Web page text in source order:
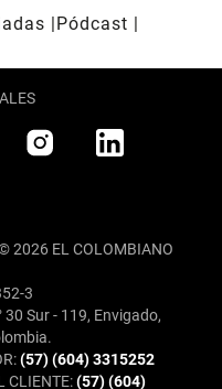
Pódcast
2026 EL COLOMBIANO
3
30 Sur - 119, Envigado,
(57) (604) 3315252
CLIENTE:(57) (604)